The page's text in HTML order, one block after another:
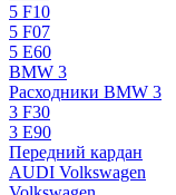
5 F10
5 F07
5 E60
BMW 3
Расходники BMW 3
3 F30
3 E90
Передний кардан
AUDI Volkswagen